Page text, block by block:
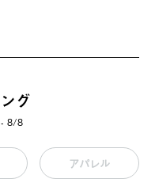
グ
- 8/8
アパレル